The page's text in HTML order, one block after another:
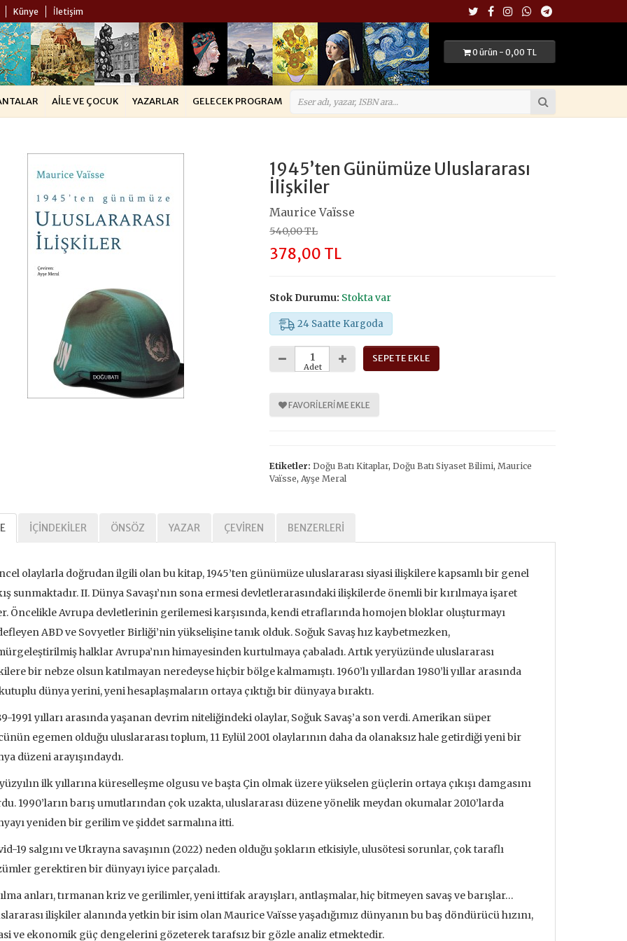
Künye İletişim
0 ürün - 0,00 TL
AILE VE ÇOCUK YAZARLAR GELECEK PROGRAM
%
30
Özgürlük
TL
Kargoda
İnsanlar Taze Otlar Üzerine
Dünyaya Baudrillard'ın
Penceresinden Bakmak
Metafizik Üzerine Söylev &
1945’ten Günümüze Uluslararası
İlişkiler
Maurice Vaïsse
540,00 TL
378,00 TL
Stok Durumu: Stokta var
24 Saatte Kargoda
Adet
SEPETE EKLE
FAVORILERIME EKLE
Etiketler: Doğu Batı Kitaplar,Doğu Batı Siyaset Bilimi,Maurice
Vaïsse,Ayşe Meral
İÇINDEKILER ÖNSÖZ YAZAR ÇEVIREN BENZERLERI
olaylarla doğrudan ilgili olan bu kitap, 1945’ten günümüze uluslararası siyasi ilişkilere kapsamlı bir genel
sunmaktadır. II. Dünya Savaşı’nın sona ermesi devletlerarasındaki ilişkilerde önemli bir kırılmaya işaret
Öncelikle Avrupa devletlerinin gerilemesi karşısında, kendi etraflarında homojen bloklar oluşturmayı
ABD ve Sovyetler Birliği’nin yükselişine tanık olduk. Soğuk Savaş hız kaybetmezken,
halklar Avrupa’nın himayesinden kurtulmaya çabaladı. Artık yeryüzünde uluslararası
bir nebze olsun katılmayan neredeyse hiçbir bölge kalmamıştı. 1960’lı yıllardan 1980’li yıllar arasında
dünya yerini, yeni hesaplaşmaların ortaya çıktığı bir dünyaya bıraktı.
1991 yılları arasında yaşanan devrim niteliğindeki olaylar, Soğuk Savaş’a son verdi. Amerikan süper
egemen olduğu uluslararası toplum, 11 Eylül 2001 olaylarının daha da olanaksız hale getirdiği yeni bir
düzeni arayışındaydı.
ilk yıllarına küreselleşme olgusu ve başta Çin olmak üzere yükselen güçlerin ortaya çıkışı damgasını
1990’ların barış umutlarından çok uzakta, uluslararası düzene yönelik meydan okumalar 2010’larda
yeniden bir gerilim ve şiddet sarmalına itti.
19 salgını ve Ukrayna savaşının (2022) neden olduğu şokların etkisiyle, ulusötesi sorunlar, çok taraflı
gerektiren bir dünyayı iyice parçaladı.
anları, tırmanan kriz ve gerilimler, yeni ittifak arayışları, antlaşmalar, hiç bitmeyen savaş ve barışlar…
ilişkiler alanında yetkin bir isim olan Maurice Vaïsse yaşadığımız dünyanın bu baş döndürücü hızını,
ve ekonomik güç dengelerini gözeterek tarafsız bir gözle analiz etmektedir.